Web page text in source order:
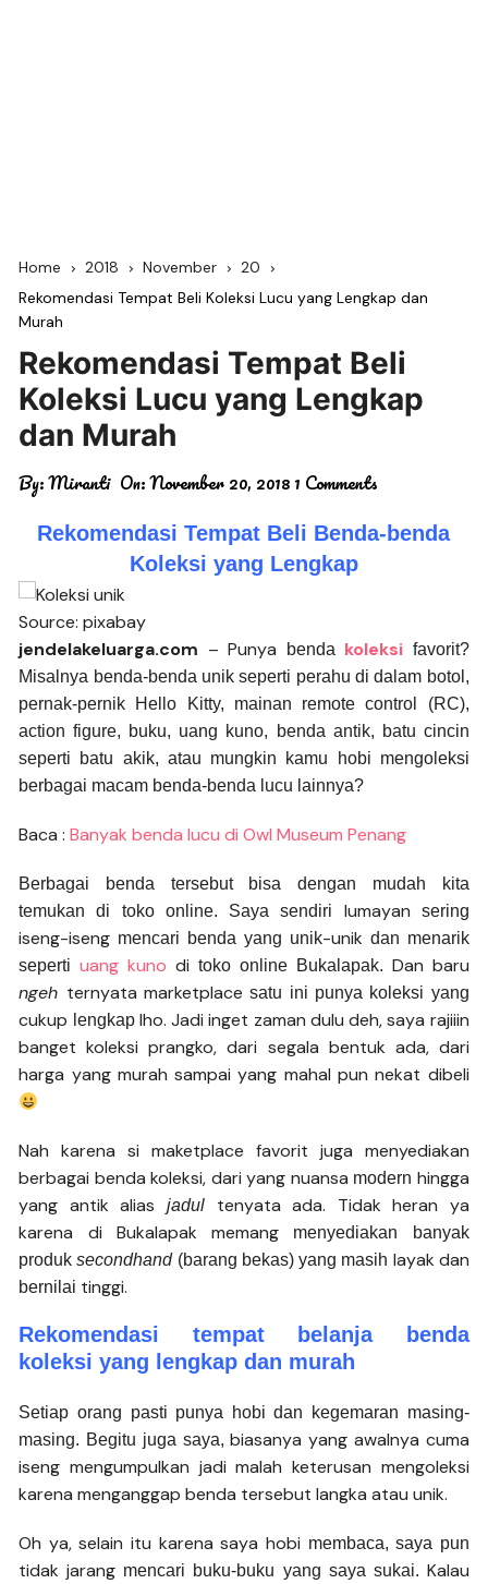
Home 2018 November
20
Rekomendasi Tempat Beli Koleksi Lucu yang Lengkap dan
Murah
Rekomendasi Tempat Beli
Koleksi Lucu yang Lengkap
dan Murah
By:Miranti On:November 20, 20181 Comments
Rekomendasi Tempat Beli Benda-benda
Koleksi yang Lengkap
Source: pixabay
jendelakeluarga.com – Punya benda koleksi favorit?
Misalnya benda-benda unik seperti perahu di dalam botol,
pernak-pernik Hello Kitty, mainan remote control (RC),
action figure, buku, uang kuno, benda antik, batu cincin
seperti batu akik, atau mungkin kamu hobi mengoleksi
berbagai macam benda-benda lucu lainnya?
Baca :Banyak benda lucu di Owl Museum Penang
Berbagai benda tersebut bisa dengan mudah kita
temukan di tokoonline. Saya sendiri lumayan sering
iseng-iseng mencari benda yang unik-unik dan menarik
seperti uang kuno ditoko online Bukalapak. Dan baru
ngeh ternyata marketplace satu ini punya koleksi yang
cukup lengkaplho. Jadi inget zaman dulu deh, saya rajiiin
banget koleksi prangko, dari segala bentuk ada, dari
harga yang murah sampai yang mahal pun nekat dibeli
Nah karena si maketplace favorit juga menyediakan
berbagai benda koleksi, dari yang nuansa modern hingga
yang antik alias
jadul
tenyata ada. Tidak heran ya
karena di Bukalapak memang menyediakan banyak
produk secondhand (barang bekas) yang masih layak dan
bernilai tinggi.
Rekomendasi tempat belanja benda
koleksi yang lengkap dan murah
Setiap orang pasti punya hobi dan kegemaran masing-
masing. Begitu juga saya, biasanya yang awalnya cuma
iseng mengumpulkan jadi malah keterusan mengoleksi
karena menganggap benda tersebut langka atau unik.
Oh ya, selain itu karena saya hobi membaca, saya pun
tidak jarang mencari buku-buku yang saya sukai. Kalau